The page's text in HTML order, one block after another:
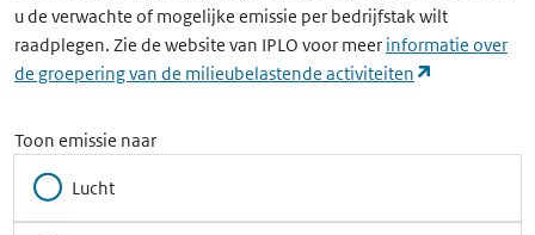
u de verwachte of mogelijke emissie per bedrijfstak wilt
raadplegen. Zie de website van IPLO voor meer informatie over
de groepering van de milieubelastende activiteiten
Toon emissie naar
Lucht